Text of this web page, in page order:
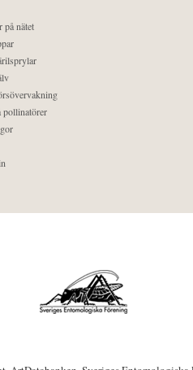
på nätet
pollinatörer